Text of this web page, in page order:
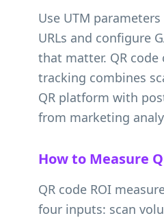
Use UTM
URLs and configure
that matter. QR code
tracking combines
QR platform with
from marketing
How to Measure
QR code ROI
four inputs: scan